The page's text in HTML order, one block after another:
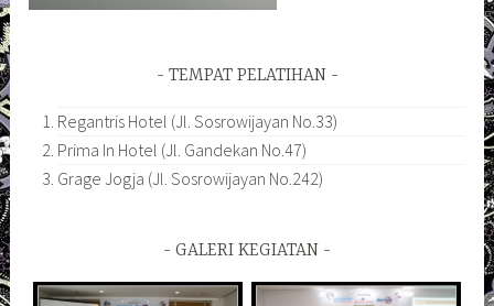
TEMPAT PELATIHAN
Regantris Hotel (Jl. Sosrowijayan No.33)
Prima In Hotel (Jl. Gandekan No.47)
Grage Jogja (Jl. Sosrowijayan No.242)
GALERI KEGIATAN